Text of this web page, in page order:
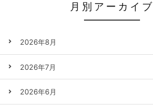
月別アーカイブ
2026年8月
2026年7月
2026年6月